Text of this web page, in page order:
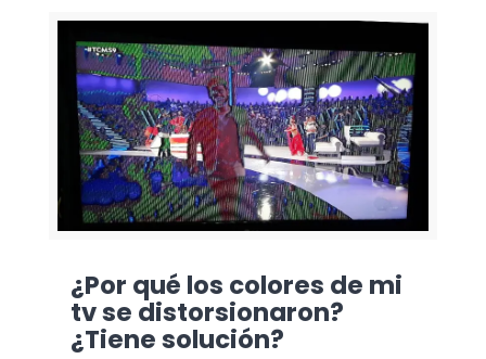
¿Por qué los colores de mi
tv se distorsionaron?
¿Tiene solución?